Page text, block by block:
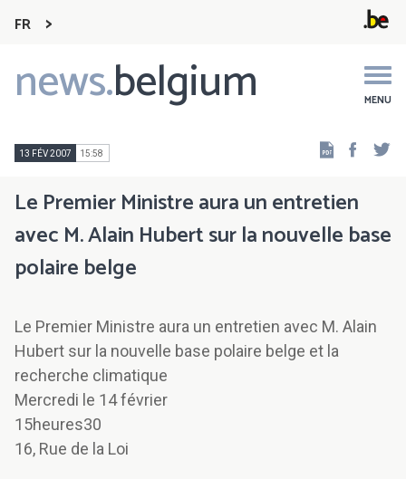
FR
news.belgium MENU
Main
navigation
13 FÉV 2007 15:58
Le Premier Ministre aura un entretien
avec M. Alain Hubert sur la nouvelle base
polaire belge
Le Premier Ministre aura un entretien avec M. Alain
Hubert sur la nouvelle base polaire belge et la
recherche climatique
Mercredi le 14 février
15heures30
16, Rue de la Loi